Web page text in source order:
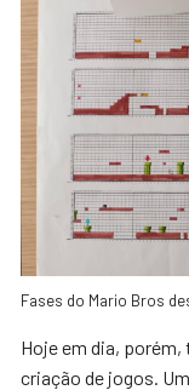
Fases do Mario Bros
Hoje em dia,
criação de jogos.